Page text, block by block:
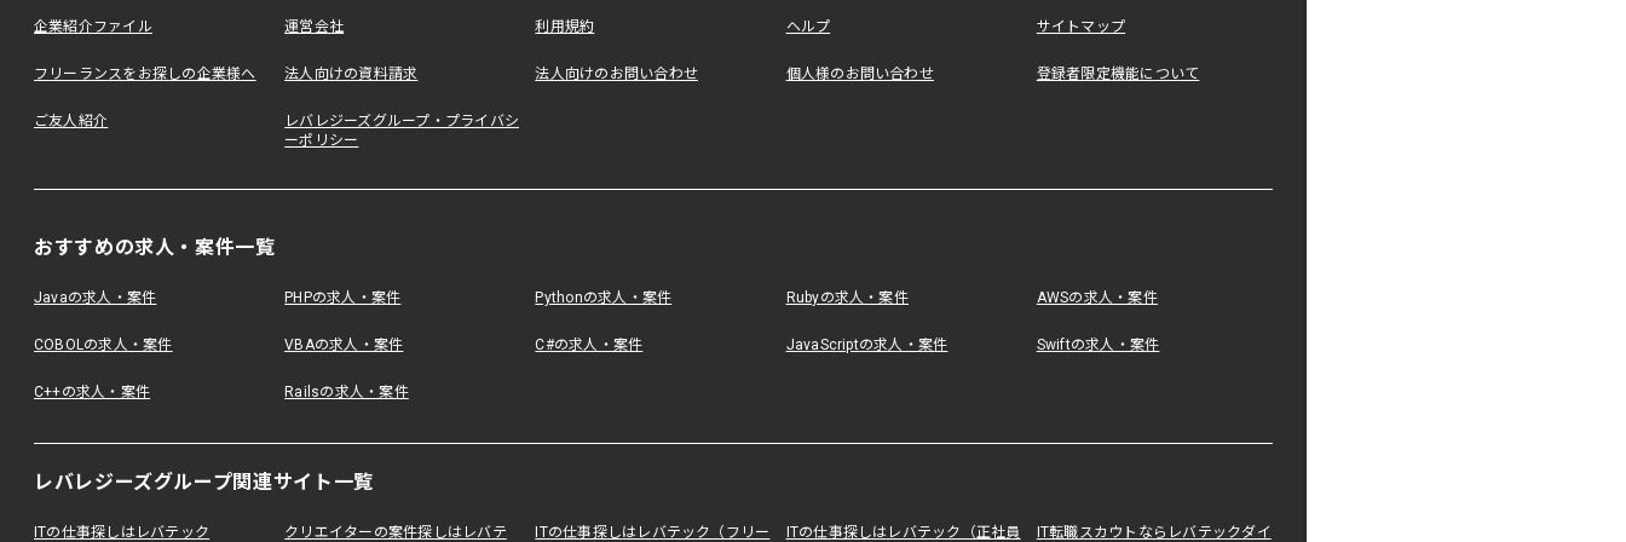
企業紹介ファイル 運営会社 利用規約 ヘルプ サイトマップ
フリーランスをお探しの企業様へ 法人向けの資料請求 法人向けのお問い合わせ 個人様のお問い合わせ 登録者限定機能について
ご友人紹介
レバレジーズグループ・プライバシ
ーポリシー
おすすめの求人・案件一覧
Javaの求人・案件 PHPの求人・案件 Pythonの求人・案件 Rubyの求人・案件 AWSの求人・案件
COBOLの求人・案件 VBAの求人・案件 C#の求人・案件 JavaScriptの求人・案件 Swiftの求人・案件
C++の求人・案件 Railsの求人・案件
レバレジーズグループ関連サイト一覧
ITの仕事探しはレバテック クリエイターの案件探しはレバテ ITの仕事探しはレバテック（フリー ITの仕事探しはレバテック（正社員 IT転職スカウトならレバテックダイ